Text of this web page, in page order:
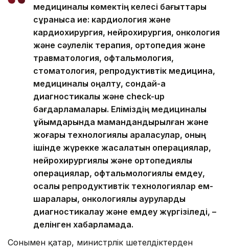
медициналық көмектің келесі бағыттары
сұранысқа ие: кардиология және
кардиохирургия, нейрохирургия, онкология
және сәулелік терапия, ортопедия және
травматология, офтальмология,
стоматология, репродуктивтік медицина,
медициналық оңалту, сондай-ақ
диагностикалық және check-up
бағдарламалары. Еліміздің медициналық
ұйымдарында мамандандырылған және
жоғары технологиялық араласулар, оның
ішінде жүрекке жасалатын операциялар,
нейрохирургиялық және ортопедиялық
операциялар, офтальмологиялық емдеу,
қосалқы репродуктивтік технологиялар ем-
шаралары, онкологиялық ауруларды
диагностикалау және емдеу жүргізіледі, –
делінген хабарламада.
Сонымен қатар, министрлік шетелдіктерден